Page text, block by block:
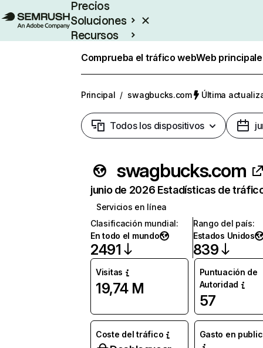
Precios
Soluciones
Recursos
Comprueba el tráfico webWeb
Principal / swagbucks.com Última
Todos los dispositivos
swagbucks.com
junio de 2026 Estadísticas de
Servicios en línea
Clasificación mundial:
En todo el mundo
2491
Rango del país:
Estados Unidos
839
Visitas
19,74 M
Puntuación de
Autoridad
57
Coste del tráfico Gasto en